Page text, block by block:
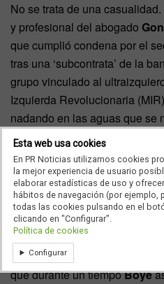
No se trata de una
y profesional del abogado
que cumplió condena por el
tras una ‘subcontrata’ de la
grupo vinculado al
Izquierda Revolucionaria
nadando en las aguas que se
ultraizquierda, la izquierda
independentismo. Sin olvidar
con un ‘narco’ comoSito
haber sido acusado de
blanqueo de dinero.
De hecho, el reparto personal-
ocasiones, a situaciones de
que durante un tiempoBoye
Esta web usa cookies
En PR Noticias utilizamos cookies
la mejor experiencia de usuario
elaborar estadísticas de uso y
hábitos de navegación (por ejemplo,
todas las cookies pulsando en el
clicando en "Configurar".
Política de cookies
Configurar